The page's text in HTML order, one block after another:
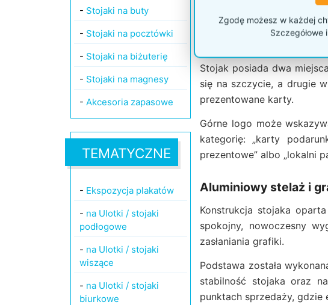
- Stojaki na buty
- Stojaki na pocztówki
- Stojaki na biżuterię
- Stojaki na magnesy
- Akcesoria zapasowe
TEMATYCZNE
- Ekspozycja plakatów
- na Ulotki / stojaki
podłogowe
- na Ulotki / stojaki
wiszące
- na Ulotki / stojaki
biurkowe
Stojak posiada dwa
się na szczycie, a drugie
prezentowane karty.
Górne logo może
kategorię: „karty
prezentowe” albo „lokalni
Aluminiowy stelaż i
Konstrukcja stojaka
spokojny, nowoczesny
zasłaniania grafiki.
Podstawa została
stabilność stojaka oraz
punktach sprzedaży,
Zgodę możesz w każdej